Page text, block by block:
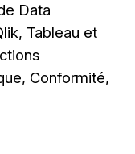
Data
Tableau et
Conformité,